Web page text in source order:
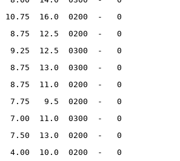
10.75  16.0  0200  -   0
8.75  12.5  0200  -   0
9.25  12.5  0300  -   0
8.75  13.0  0300  -   0
8.75  11.0  0200  -   0
7.75   9.5  0200  -   0
7.00  11.0  0300  -   0
7.50  13.0  0200  -   0
4.00  10.0  0200  -   0